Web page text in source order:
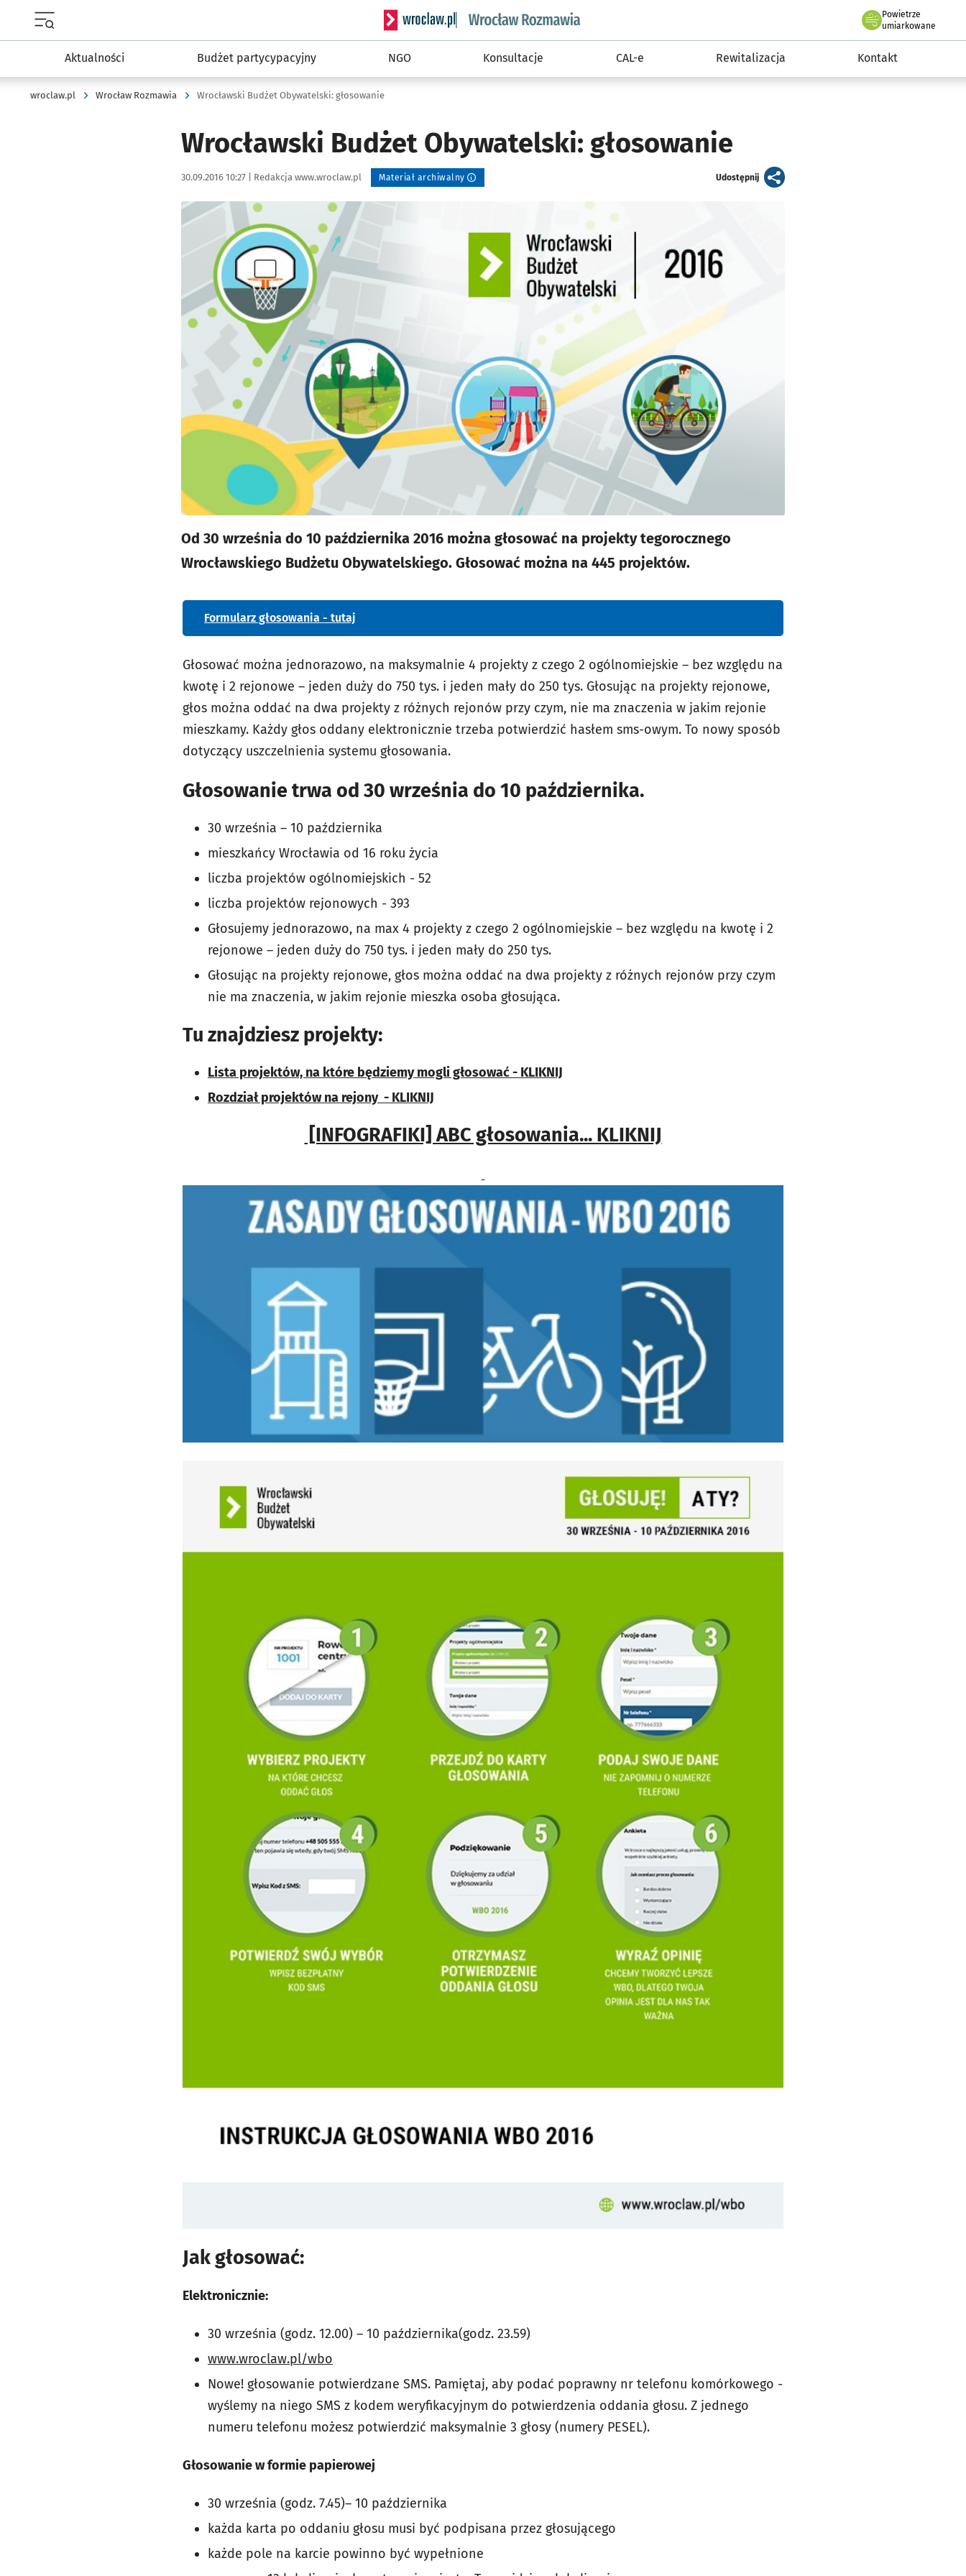
Serwis informacyjny wroclaw.pl podserwis: Rozmawia
Powietrze
we Wrocławiu
umiarkowane
Aktualności Budżet partycypacyjny NGO Konsultacje CAL-e Rewitalizacja Kontakt
wroclaw.pl Wrocław Rozmawia Wrocławski Budżet Obywatelski: głosowanie
Wrocławski Budżet Obywatelski: głosowanie
Data publikacji:
30.09.2016 10:27 | Autor:
Redakcja www.wroclaw.pl Materiał archiwalny Udostępnijartykuł
Kliknij, aby powiększyć
Od 30 września do 10 października 2016 można głosować na projekty tegorocznego
Wrocławskiego Budżetu Obywatelskiego. Głosować można na 445 projektów.
Formularz głosowania - tutaj
Głosować można jednorazowo, na maksymalnie 4 projekty z czego 2 ogólnomiejskie – bez względu na
kwotę i 2 rejonowe – jeden duży do 750 tys. i jeden mały do 250 tys. Głosując na projekty rejonowe,
głos można oddać na dwa projekty z różnych rejonów przy czym, nie ma znaczenia w jakim rejonie
mieszkamy. Każdy głos oddany elektronicznie trzeba potwierdzić hasłem sms-owym. To nowy sposób
dotyczący uszczelnienia systemu głosowania.
Głosowanie trwa od 30 września do 10 października.
30 września – 10 października
mieszkańcy Wrocławia od 16 roku życia
liczba projektów ogólnomiejskich - 52
liczba projektów rejonowych - 393
Głosujemy jednorazowo, na max 4 projekty z czego 2 ogólnomiejskie – bez względu na kwotę i 2
rejonowe – jeden duży do 750 tys. i jeden mały do 250 tys.
Głosując na projekty rejonowe, głos można oddać na dwa projekty z różnych rejonów przy czym
nie ma znaczenia, w jakim rejonie mieszka osoba głosująca.
Tu znajdziesz projekty:
Lista projektów, na które będziemy mogli głosować - KLIKNIJ
Rozdział projektów na rejony - KLIKNIJ
[INFOGRAFIKI] ABC głosowania... KLIKNIJ
Jak głosować:
Elektronicznie:
30 września (godz. 12.00) – 10 października(godz. 23.59)
www.wroclaw.pl/wbo
Nowe! głosowanie potwierdzane SMS. Pamiętaj, aby podać poprawny nr telefonu komórkowego -
wyślemy na niego SMS z kodem weryfikacyjnym do potwierdzenia oddania głosu. Z jednego
numeru telefonu możesz potwierdzić maksymalnie 3 głosy (numery PESEL).
Głosowanie w formie papierowej
30 września (godz. 7.45)– 10 października
każda karta po oddaniu głosu musi być podpisana przez głosującego
każde pole na karcie powinno być wypełnione